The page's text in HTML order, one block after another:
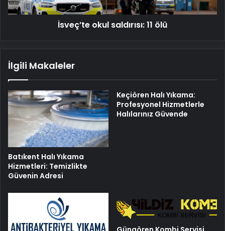
İsveç’te okul saldırısı: 11 ölü
İlgili Makaleler
Batıkent Halı Yıkama
Hizmetleri: Temizlikte
Güvenin Adresi
Keçiören Halı Yıkama:
Profesyonel Hizmetlerle
Halılarınız Güvende